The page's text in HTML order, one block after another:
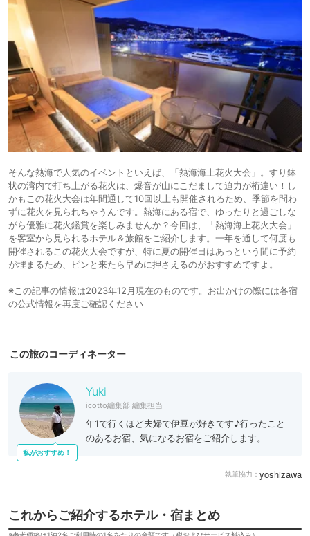
そんな熱海で人気のイベントといえば、「熱海海上花火大会」。すり鉢
状の湾内で打ち上がる花火は、爆音が山にこだまして迫力が桁違い！し
かもこの花火大会は年間通して10回以上も開催されるため、季節を問わ
ずに花火を見られちゃうんです。熱海にある宿で、ゆったりと過ごしな
がら優雅に花火鑑賞を楽しみませんか？今回は、「熱海海上花火大会」
を客室から見られるホテル＆旅館をご紹介します。一年を通して何度も
開催されるこの花火大会ですが、特に夏の開催日はあっという間に予約
が埋まるため、ピンと来たら早めに押さえるのがおすすめですよ。
※この記事の情報は2023年12月現在のものです。お出かけの際には各宿
の公式情報を再度ご確認ください
この旅のコーディネーター
私がおすすめ！
Yuki
icotto編集部 編集担当
年1で行くほど夫婦で伊豆が好きです♪行ったこと
のあるお宿、気になるお宿をご紹介します。
執筆協力： yoshizawa
これからご紹介するホテル・宿まとめ